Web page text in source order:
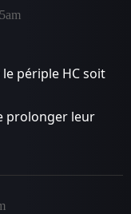
périple HC soit
prolonger leur